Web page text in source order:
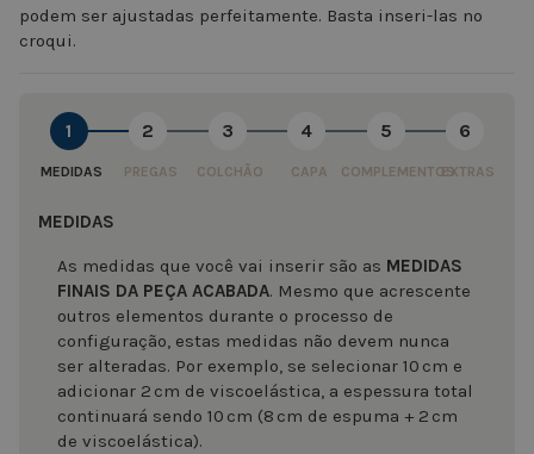
podem ser ajustadas perfeitamente. Basta inseri-las no
croqui.
1
MEDIDAS
2
PREGAS
3
COLCHÃO
4
CAPA
5
COMPLEMENTOS
6
EXTRAS
MEDIDAS
As medidas que você vai inserir são as MEDIDAS
FINAIS DA PEÇA ACABADA. Mesmo que acrescente
outros elementos durante o processo de
configuração, estas medidas não devem nunca
ser alteradas. Por exemplo, se selecionar 10 cm e
adicionar 2 cm de viscoelástica, a espessura total
continuará sendo 10 cm (8 cm de espuma + 2 cm
de viscoelástica).